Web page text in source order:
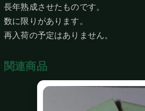
長年熟成させたものです。
数に限りがあります。
再入荷の予定はありません。
関連商品